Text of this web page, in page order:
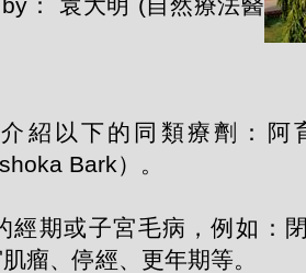
紹以下的同類療劑：阿
Bark）。
經期或子宮毛病，例如：
瘤、停經、更年期等。